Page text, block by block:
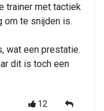
trainer met tactiek
om te snijden is.
wat een prestatie.
dit is toch een
12